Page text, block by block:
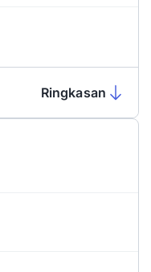
Ringkasan